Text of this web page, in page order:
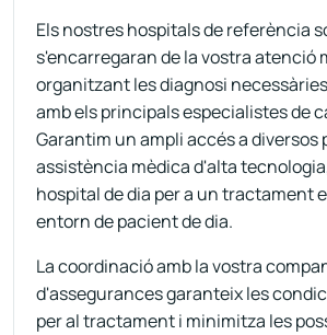
Els nostres hospitals de referència
s'encarregaran de la vostra atenció
organitzant les diagnosi
amb els principals especialistes de
Garantim un ampli accés a diversos
assistència mèdica d'alta
hospital de dia per a un tractament
entorn de pacient de dia.
La coordinació amb la vostra
d'assegurances garanteix les
per al tractament i minimitza les